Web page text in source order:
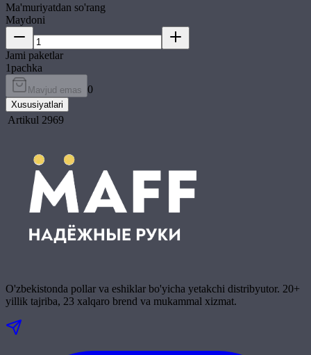
Ma'muriyatdan so'rang
Maydoni
Jami paketlar
1pachka
Mavjud emas 0
Xususiyatlari
Artikul 2969
O'zbekistonda pollar va eshiklar bo'yicha yetakchi distribyutor. 20+
yillik tajriba, 23 xalqaro brend va mukammal xizmat.